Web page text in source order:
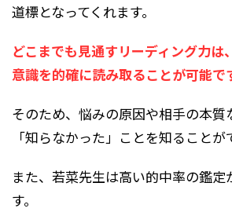
道標となってくれます。
どこまでも見通すリーディング力は
意識を的確に読み取ることが可能で
そのため、悩みの原因や相手の本質
「知らなかった」ことを知ることが
また、若菜先生は高い的中率の鑑定
す。